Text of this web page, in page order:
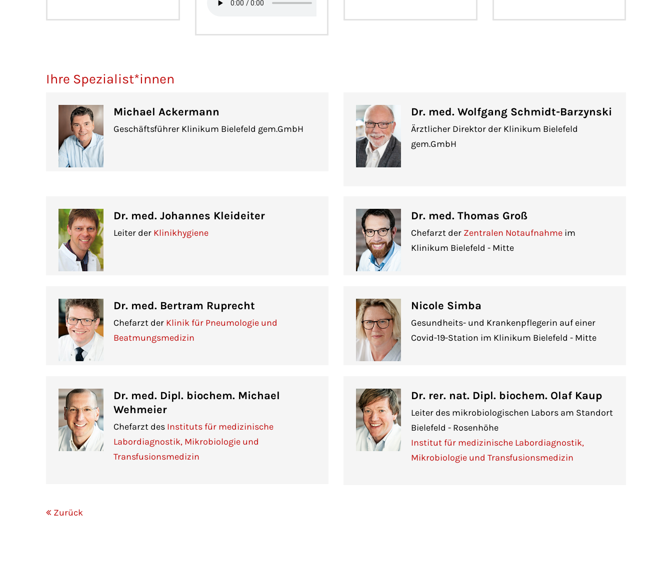
Ihre Spezialist*innen
Michael Ackermann
Geschäftsführer Klinikum Bielefeld gem.GmbH
Dr. med. Wolfgang Schmidt-Barzynski
Ärztlicher Direktor der Klinikum Bielefeld
gem.GmbH
Dr. med. Johannes Kleideiter
Leiter der Klinikhygiene
Dr. med. Thomas Groß
Chefarzt der Zentralen Notaufnahme im
Klinikum Bielefeld - Mitte
Dr. med. Bertram Ruprecht
Chefarzt der Klinik für Pneumologie und
Beatmungsmedizin
Nicole Simba
Gesundheits- und Krankenpflegerin auf einer
Covid-19-Station im Klinikum Bielefeld - Mitte
Dr. med. Dipl. biochem. Michael
Wehmeier
Chefarzt des Instituts für medizinische
Labordiagnostik, Mikrobiologie und
Transfusionsmedizin
Dr. rer. nat. Dipl. biochem. Olaf Kaup
Leiter des mikrobiologischen Labors am Standort
Bielefeld - Rosenhöhe
Institut für medizinische Labordiagnostik,
Mikrobiologie und Transfusionsmedizin
Zurück